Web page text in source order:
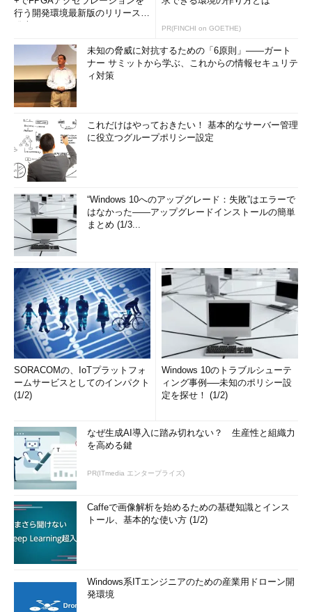
行う開発環境最新版のリリースを
PR(FINCHI on GOETHE)
未知の脅威に対抗するための「6原則」――ガート
ナー サミットから学ぶ、これからの情報セキュリテ
ィ対策
これだけはやっておきたい！ 基本的なサーバー管理
に役立つグループポリシー設定
“Windows 10へのアップグレード：失敗”はエラーで
はなかった――アップグレードインストールの簡単
まとめ (1/3...
SORACOMの、IoTプラットフォ
ームサービスとしてのインパクト
(1/2)
Windows 10のトラブルシューテ
ィング事例──未知のポリシー設
定を探せ！ (1/2)
なぜ生成AI導入に踏み切れない？ 生産性と組織力
を高める鍵
PR(ITmedia エンタープライズ)
Caffeで画像解析を始めるための基礎知識とインス
トール、基本的な使い方 (1/2)
Windows系ITエンジニアのための産業用ドローン開
発環境